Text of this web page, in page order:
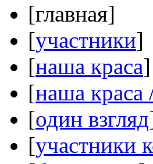
[главная]
[участники]
[наша краса]
[наша краса
[один взгляд
[участники